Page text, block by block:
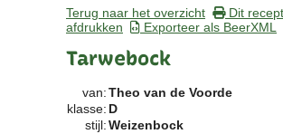
Terug naar het overzicht
Dit recept
afdrukken
Exporteer als BeerXML
Tarwebock
van:Theo van de Voorde
klasse: D
stijl:Weizenbock